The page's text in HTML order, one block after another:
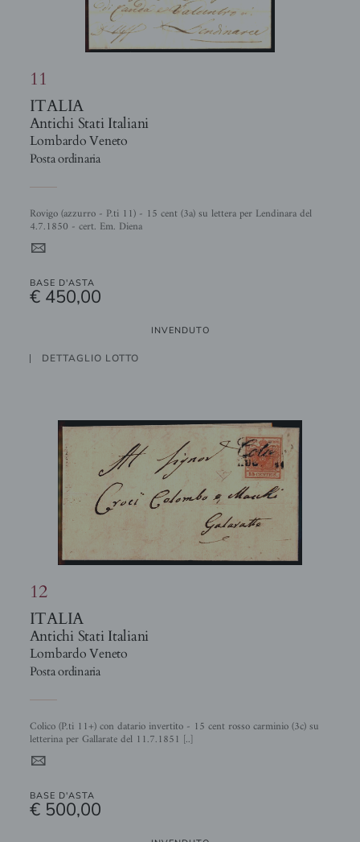
11
ITALIA
Antichi Stati Italiani
Lombardo Veneto
Posta ordinaria
Rovigo (azzurro - P.ti 11) - 15 cent (3a) su lettera per Lendinara del
4.7.1850 - cert. Em. Diena
4
BASE D'ASTA
€ 450,00
INVENDUTO
DETTAGLIO LOTTO
12
ITALIA
Antichi Stati Italiani
Lombardo Veneto
Posta ordinaria
Colico (P.ti 11+) con datario invertito - 15 cent rosso carminio (3c) su
letterina per Gallarate del 11.7.1851 [..]
4
BASE D'ASTA
€ 500,00